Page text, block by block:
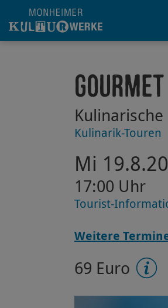
Hauptregion der Seite
Kulinarik-Touren
Mi
17:00 Uhr
Tourist-
Weitere
69 Euro